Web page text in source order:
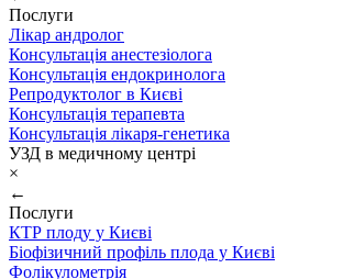
Послуги
Лікар андролог
Консультація анестезіолога
Консультація ендокринолога
Репродуктолог в Києві
Консультація терапевта
Консультація лікаря-генетика
УЗД в медичному центрі
×
←
Послуги
КТР плоду у Києві
Біофізичний профіль плода у Києві
Фолікулометрія